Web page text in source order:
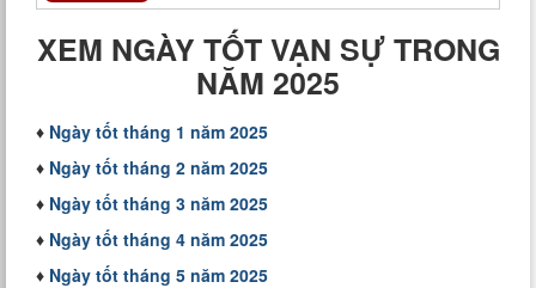
XEM NGÀY TỐT VẠN SỰ TRONG
NĂM 2025
♦ Ngày tốt tháng 1 năm 2025
♦ Ngày tốt tháng 2 năm 2025
♦ Ngày tốt tháng 3 năm 2025
♦ Ngày tốt tháng 4 năm 2025
♦ Ngày tốt tháng 5 năm 2025